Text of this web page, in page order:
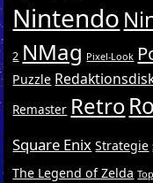
Nintendo
2 NMag Pixel-Look
Puzzle
Remaster Retro
Square Enix Strategie
The Legend of Zelda